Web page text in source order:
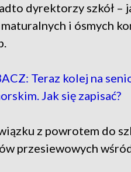
dyrektorzy szkół –
i ósmych
Teraz kolej na
Jak się zapisać?
z powrotem do
przesiewowych